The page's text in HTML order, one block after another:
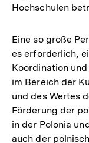
Hochschulen
Eine so große
es erforderlich,
Koordination
im Bereich der
und des Wertes
Förderung der
in der Polonia
auch der